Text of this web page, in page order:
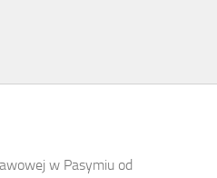
w Pasymiu od